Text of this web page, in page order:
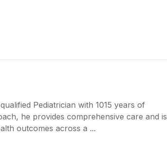
Pediatrician with 1015 years of
he provides comprehensive care and is
outcomes across a ...